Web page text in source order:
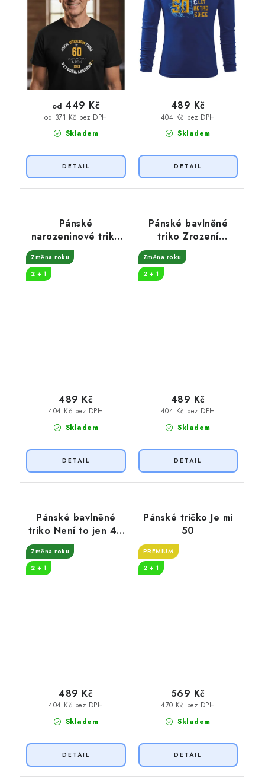
Skladem
od 371 Kč bez DPH
od 449 Kč
Skladem
404 Kč bez DPH
489 Kč
Pánské
narozeninové triko
50 let a stále mladík
Změna roku
2 + 1
Skladem
404 Kč bez DPH
489 Kč
Pánské bavlněné
triko Zrození
legendy měsíce
Změna roku
2 + 1
Skladem
404 Kč bez DPH
489 Kč
Pánské bavlněné
triko Není to jen 40
let
Změna roku
2 + 1
Skladem
404 Kč bez DPH
489 Kč
Pánské tričko Je mi
50
PREMIUM
2 + 1
Skladem
470 Kč bez DPH
569 Kč